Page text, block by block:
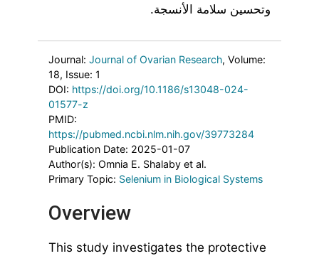
وتحسين سلامة الأنسجة.
Journal: Journal of Ovarian Research, Volume:
18, Issue: 1
DOI: https://doi.org/10.1186/s13048-024-
01577-z
PMID:
https://pubmed.ncbi.nlm.nih.gov/39773284
Publication Date: 2025-01-07
Author(s): Omnia E. Shalaby et al.
Primary Topic: Selenium in Biological Systems
Overview
This study investigates the protective